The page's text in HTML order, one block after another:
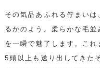
その気品あふれる佇まい
るかのよう。柔らかな毛
を一瞬で魅了します。こ
5頭以上も送り出してきた